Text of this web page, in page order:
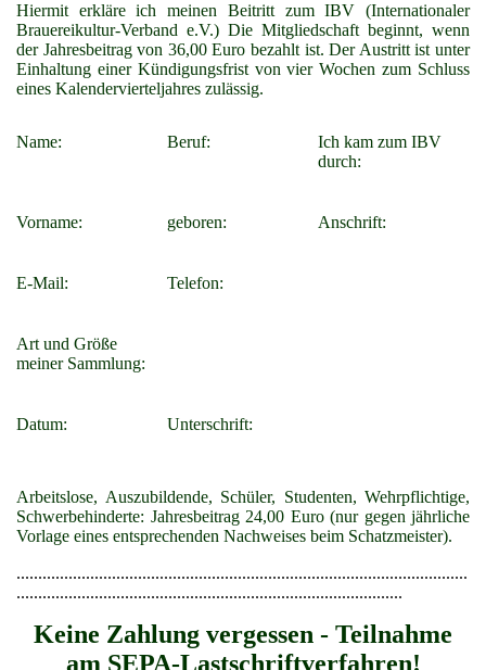
Hiermit erkläre ich meinen Beitritt zum IBV (Internationaler
Brauereikultur-Verband e.V.) Die Mitgliedschaft beginnt, wenn
der Jahresbeitrag von 36,00 Euro bezahlt ist. Der Austritt ist unter
Einhaltung einer Kündigungsfrist von vier Wochen zum Schluss
eines Kalendervierteljahres zulässig.
Name: Beruf:
Ich kam zum IBV
durch:
Vorname: geboren: Anschrift:
E-Mail: Telefon:
Art und Größe
meiner Sammlung:
Datum: Unterschrift:
Arbeitslose, Auszubildende, Schüler, Studenten, Wehrpflichtige,
Schwerbehinderte: Jahresbeitrag 24,00 Euro (nur gegen jährliche
Vorlage eines entsprechenden Nachweises beim Schatzmeister).
........................................................................................................
.........................................................................................
Keine Zahlung vergessen - Teilnahme
am SEPA-Lastschriftverfahren!